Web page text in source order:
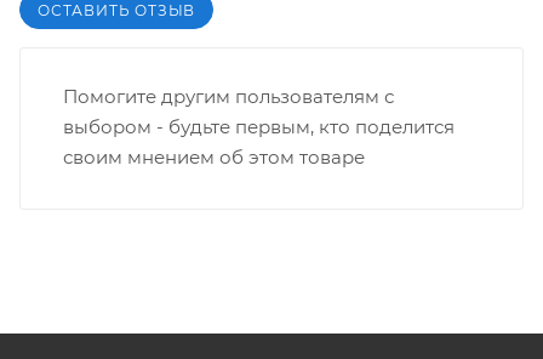
ОСТАВИТЬ ОТЗЫВ
Помогите другим пользователям с
выбором - будьте первым, кто поделится
своим мнением об этом товаре